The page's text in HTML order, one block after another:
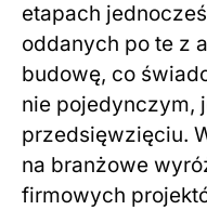
etapach
oddanych po te z
budowę, co
nie pojedynczym,
przedsięwzięciu.
na branżowe
firmowych